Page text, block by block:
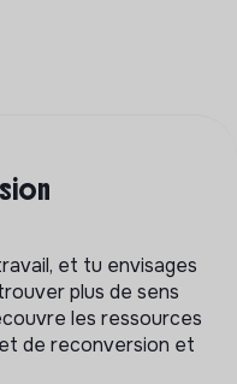
et tu envisages
plus de sens
les ressources
de reconversion et